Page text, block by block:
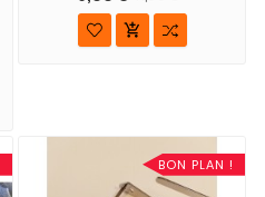

BON PLAN !